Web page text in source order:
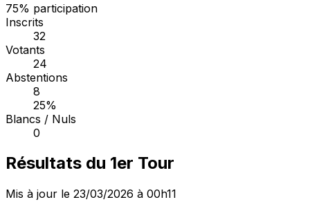
75% participation
Inscrits
32
Votants
24
Abstentions
8
25%
Blancs / Nuls
0
Résultats du 1er Tour
Mis à jour le 23/03/2026 à 00h11